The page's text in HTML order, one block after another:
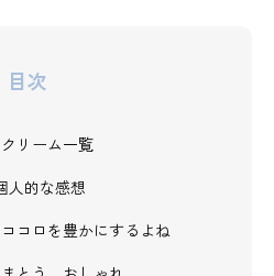
目次
リーム一覧
人的な感想
コロを豊かにするよね